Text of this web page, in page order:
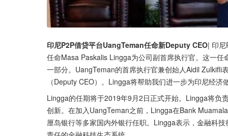
印尼P2P借贷平台UangTeman任命新Deputy CEO| 印
任命Masa Paskalis Lingga为公司副首席执行官。这一
一部分。UangTeman的首席执行官兼创始人Aidil Zulkifli
（Deputy CEO）。Lingga将帮助我们进一步为印尼经济
Lingga的任期将于2019年9月2日正式开始。Lingga将负
创新。在加入UangTeman之前，Lingga在Bank
厘岛银行等多家国内外银行任职。Lingga表示，金融科